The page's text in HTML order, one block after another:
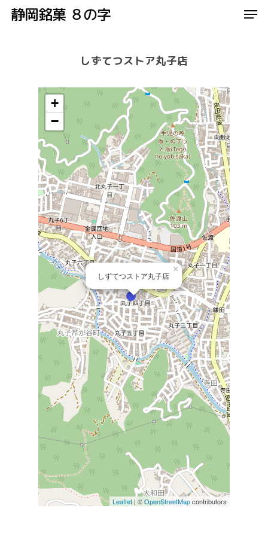
Skip静岡銘菓 ８の字
しずてつストア丸子店
しずてつストア丸子店
×
+
−
Leaflet| ©OpenStreetMapcontributors